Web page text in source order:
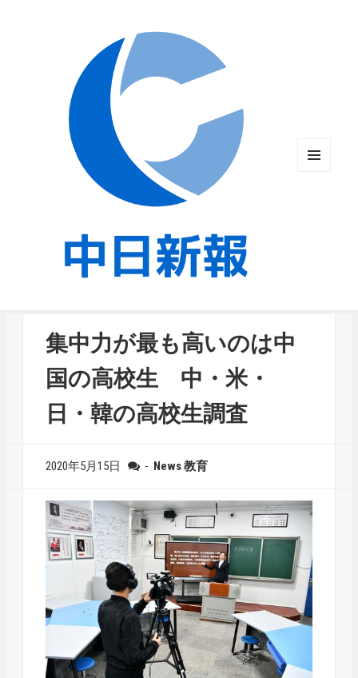
集中力が最も高いのは中
国の高校生 中・米・
日・韓の高校生調査
2020年5月15日 - News教育